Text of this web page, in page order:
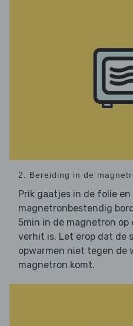
2. Bereiding in de
Prik gaatjes in de folie
magnetronbestendig
5min in de magnetron
verhit is. Let erop dat de
opwarmen niet tegen de
magnetron komt.